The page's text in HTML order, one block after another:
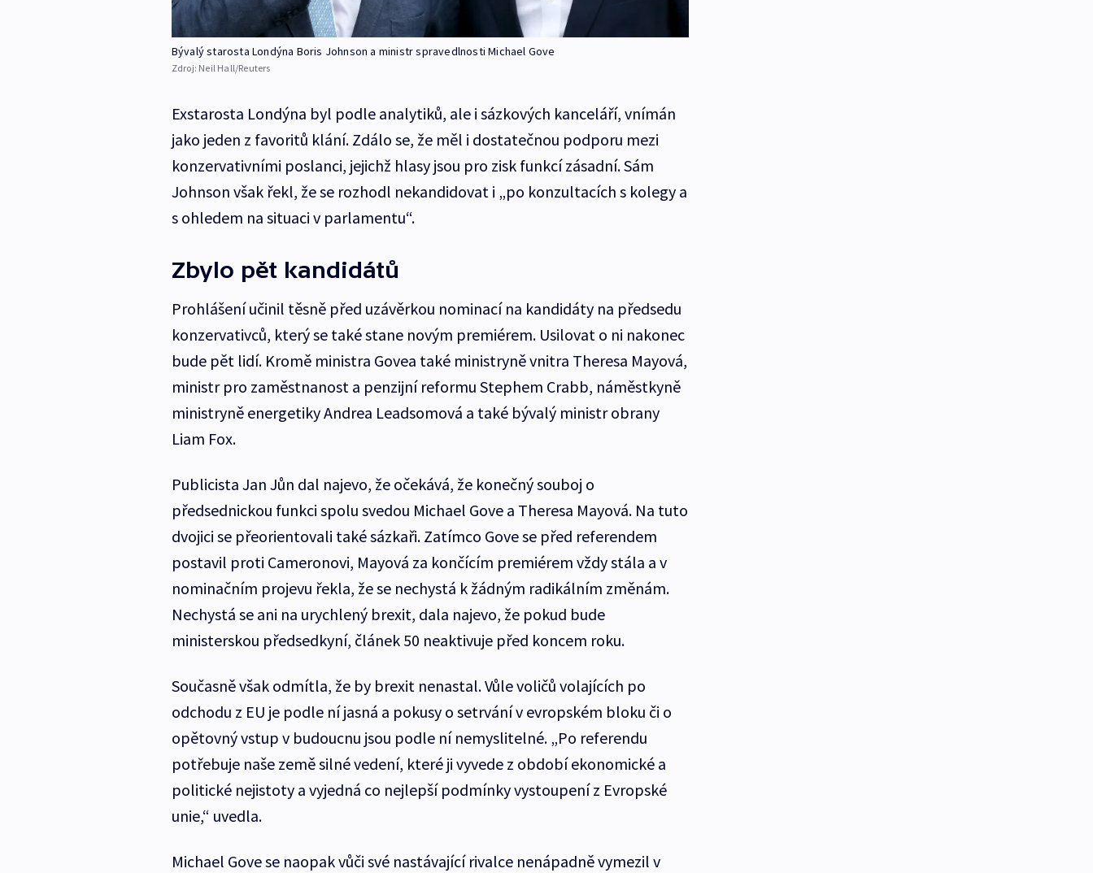
Bývalý starosta Londýna Boris Johnson a ministr spravedlnosti Michael Gove
Zdroj: Neil Hall/Reuters
Exstarosta Londýna byl podle analytiků, ale i sázkových kanceláří, vnímán
jako jeden z favoritů klání. Zdálo se, že měl i dostatečnou podporu mezi
konzervativními poslanci, jejichž hlasy jsou pro zisk funkcí zásadní. Sám
Johnson však řekl, že se rozhodl nekandidovat i „po konzultacích s kolegy a
s ohledem na situaci v parlamentu“.
Zbylo pět kandidátů
Prohlášení učinil těsně před uzávěrkou nominací na kandidáty na předsedu
konzervativců, který se také stane novým premiérem. Usilovat o ni nakonec
bude pět lidí. Kromě ministra Govea také ministryně vnitra Theresa Mayová,
ministr pro zaměstnanost a penzijní reformu Stephem Crabb, náměstkyně
ministryně energetiky Andrea Leadsomová a také bývalý ministr obrany
Liam Fox.
Publicista Jan Jůn dal najevo, že očekává, že konečný souboj o
předsednickou funkci spolu svedou Michael Gove a Theresa Mayová. Na tuto
dvojici se přeorientovali také sázkaři. Zatímco Gove se před referendem
postavil proti Cameronovi, Mayová za končícím premiérem vždy stála a v
nominačním projevu řekla, že se nechystá k žádným radikálním změnám.
Nechystá se ani na urychlený brexit, dala najevo, že pokud bude
ministerskou předsedkyní, článek 50 neaktivuje před koncem roku.
Současně však odmítla, že by brexit nenastal. Vůle voličů volajících po
odchodu z EU je podle ní jasná a pokusy o setrvání v evropském bloku či o
opětovný vstup v budoucnu jsou podle ní nemyslitelné. „Po referendu
potřebuje naše země silné vedení, které ji vyvede z období ekonomické a
politické nejistoty a vyjedná co nejlepší podmínky vystoupení z Evropské
unie,“ uvedla.
Michael Gove se naopak vůči své nastávající rivalce nenápadně vymezil v